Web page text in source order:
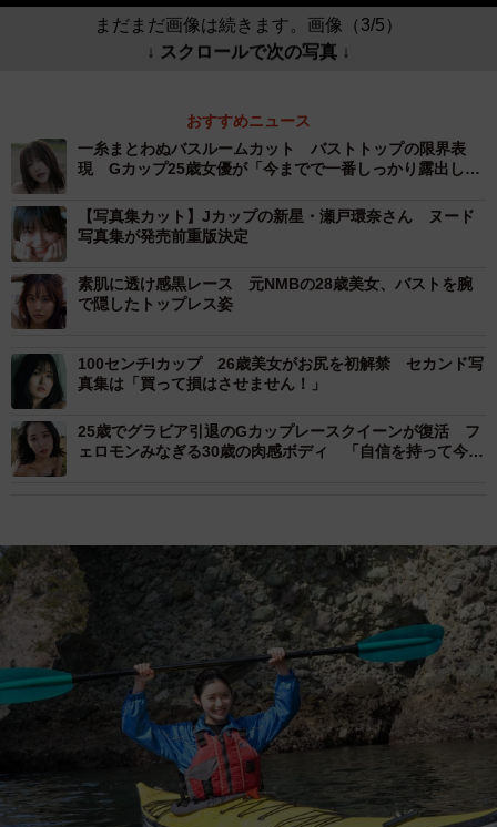
まだまだ画像は続きます。画像（3/5）
↓ スクロールで次の写真 ↓
おすすめニュース
一糸まとわぬバスルームカット バストトップの限界表
現 Gカップ25歳女優が「今までで一番しっかり露出して
【写真集カット】Jカップの新星・瀬戸環奈さん ヌード
写真集が発売前重版決定
素肌に透け感黒レース 元NMBの28歳美女、バストを腕
で隠したトップレス姿
100センチIカップ 26歳美女がお尻を初解禁 セカンド写
真集は「買って損はさせません！」
25歳でグラビア引退のGカップレースクイーンが復活 フ
ェロモンみなぎる30歳の肉感ボディ 「自信を持って今の